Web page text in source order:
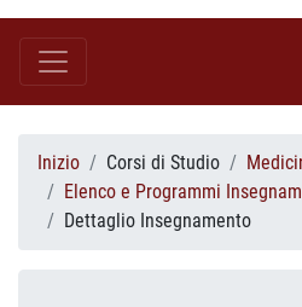
Inizio Corsi di Studio
Elenco e Programmi
Dettaglio Insegnamento